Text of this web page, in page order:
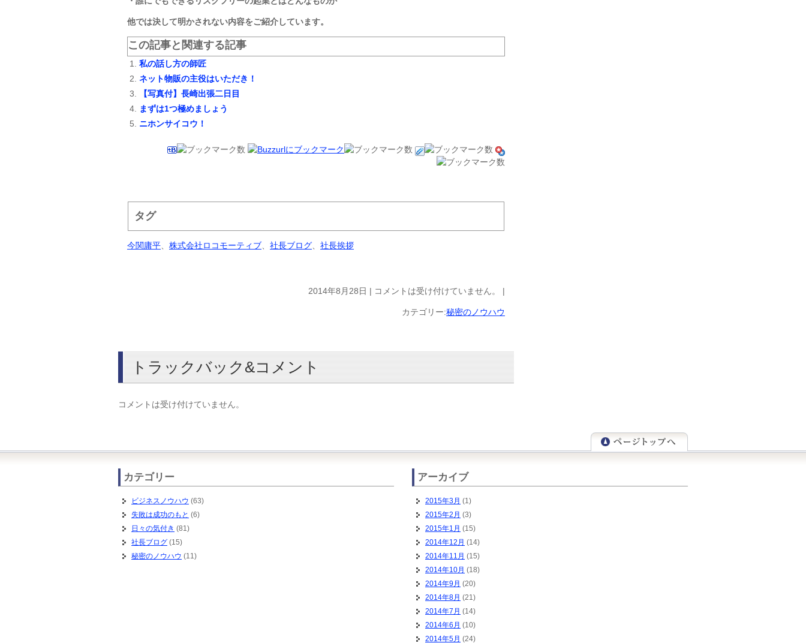
他では決して明かされない内容をご紹介しています。
この記事と関連する記事
私の話し方の師匠
ネット物販の主役はいただき！
【写真付】長崎出張二日目
まずは1つ極めましょう
ニホンサイコウ！
タグ
今関庸平 株式会社ロコモーティブ 社長ブログ 社長挨拶
2014年8月28日 | コメントは受け付けていません。 |
カテゴリー:秘密のノウハウ
トラックバック&コメント
コメントは受け付けていません。
カテゴリー
ビジネスノウハウ (63)
失敗は成功のもと (6)
日々の気付き (81)
社長ブログ (15)
秘密のノウハウ (11)
アーカイブ
2015年3月 (1)
2015年2月 (3)
2015年1月 (15)
2014年12月 (14)
2014年11月 (15)
2014年10月 (18)
2014年9月 (20)
2014年8月 (21)
2014年7月 (14)
2014年6月 (10)
2014年5月 (24)